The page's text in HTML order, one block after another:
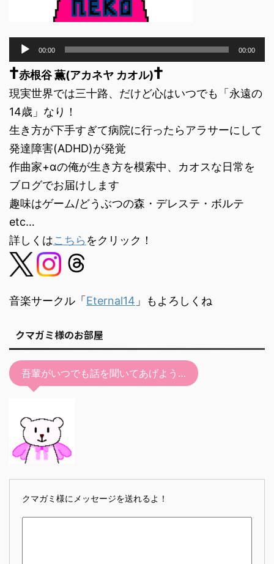
プ
ー
ヤ
ー
00:00 00:00
†赤根谷 薫(アカネヤ カオル)†
現実世界では三十路、だけど心はいつでも「永遠の
14歳」なり！
生き方が下手すぎて病院に行ったらアラサーにして
発達障害(ADHD)が発覚
作曲家+αの俺が生き方を模索中、カオスな日常を
ブログでお届けします
趣味はゲーム/どうぶつの森・デレステ・ボルテ
etc…
詳しくはこちら をクリック！
音楽サークル「Eternal14 」もよろしくね
クマガミ様のお部屋
吾輩がいつでも話を聞いてあげよう…
クマガミ様にメッセージを送れるよ！